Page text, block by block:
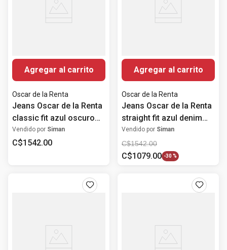
Agregar al carrito
Oscar de la Renta
Jeans Oscar de la Renta
classic fit azul oscuro
denim para hombre
Vendido por Siman
C$1542.00
Agregar al carrito
Oscar de la Renta
Jeans Oscar de la Renta
straight fit azul denim
para hombre
Vendido por Siman
C$1542.00
C$1079.00 -30 %